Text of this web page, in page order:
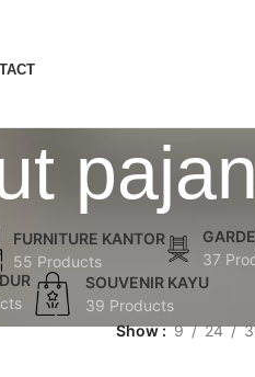
FURNITURE KANTOR
55 Products
37
SOUVENIR KAYU
39 Products
Show 9 24